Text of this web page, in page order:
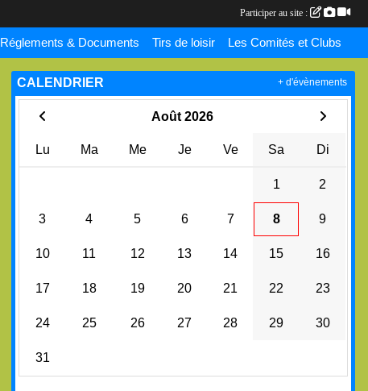
Réglements & Documents Tirs de loisir Les Comités et Clubs
CALENDRIER
Août 2026
Lu Ma Me Je Ve Sa Di
1 2
3 4 5 6 7 8 9
10 11 12 13 14 15 16
17 18 19 20 21 22 23
24 25 26 27 28 29 30
31
+ d'évènements
Participer au site :